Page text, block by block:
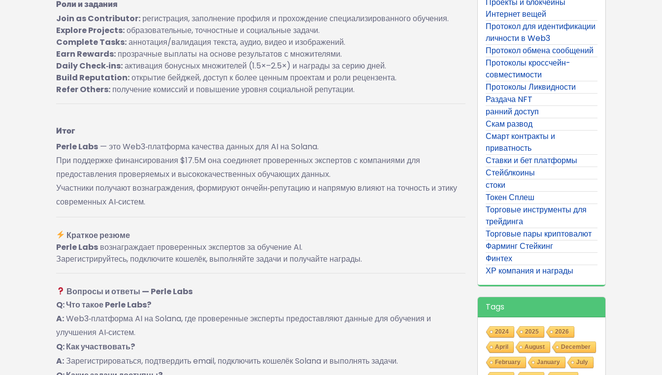
Роли и задания
Join as Contributor: регистрация, заполнение профиля и прохождение специализированного обучения.
Explore Projects:образовательные, точностные и социальные задачи.
Complete Tasks:аннотация/валидация текста, аудио, видео и изображений.
Earn Rewards: прозрачные выплаты на основе результатов с множителями.
Daily Check‑ins:активация бонусных множителей (1.5×–2.5×) и награды за серию дней.
Build Reputation:открытие бейджей, доступ к более ценным проектам и роли рецензента.
Refer Others: получение комиссий и повышение уровня социальной репутации.
Итог
Perle Labs — это Web3‑платформа качества данных для AI на Solana.
При поддержке финансирования $17.5M она соединяет проверенных экспертов с компаниями для
предоставления проверяемых и высококачественных обучающих данных.
Участники получают вознаграждения, формируют ончейн‑репутацию и напрямую влияют на точность и этику
современных AI‑систем.
Краткое резюме
Perle Labs вознаграждает проверенных экспертов за обучение AI.
Зарегистрируйтесь, подключите кошелёк, выполняйте задачи и получайте награды.
Вопросы и ответы — Perle Labs
Q: Что такое Perle Labs?
A:Web3‑платформа AI на Solana, где проверенные эксперты предоставляют данные для обучения и
улучшения AI‑систем.
Q: Как участвовать?
A: Зарегистрироваться, подтвердить email, подключить кошелёк Solana и выполнять задачи.
Интернет вещей
Протокол для идентификации
личности в Web3
Протокол обмена сообщений
Протоколы кроссчейн-
совместимости
Протоколы Ликвидности
Раздача NFT
ранний доступ
Скам развод
Смарт контракты и
приватность
Ставки и бет платформы
Стейблкоины
стоки
Токен Сплеш
Торговые инструменты для
трейдинга
Торговые пары криптовалют
Фарминг Стейкинг
Финтех
ХР компания и награды
Tags
2024 2025 2026
April August December
February January July